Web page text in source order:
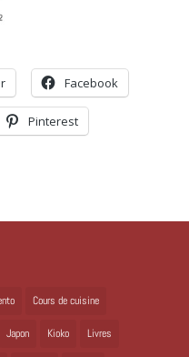
Facebook
Pinterest
Cours de cuisine
Japon Kioko Livres